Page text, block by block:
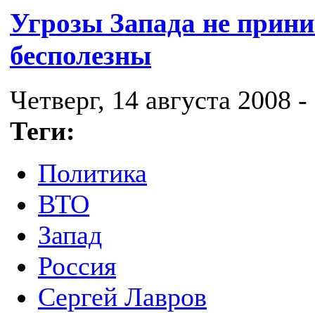
Угрозы Запада не
бесполезны
Четверг, 14 августа 2008
Теги:
Политика
ВТО
Запад
Россия
Сергей Лавров